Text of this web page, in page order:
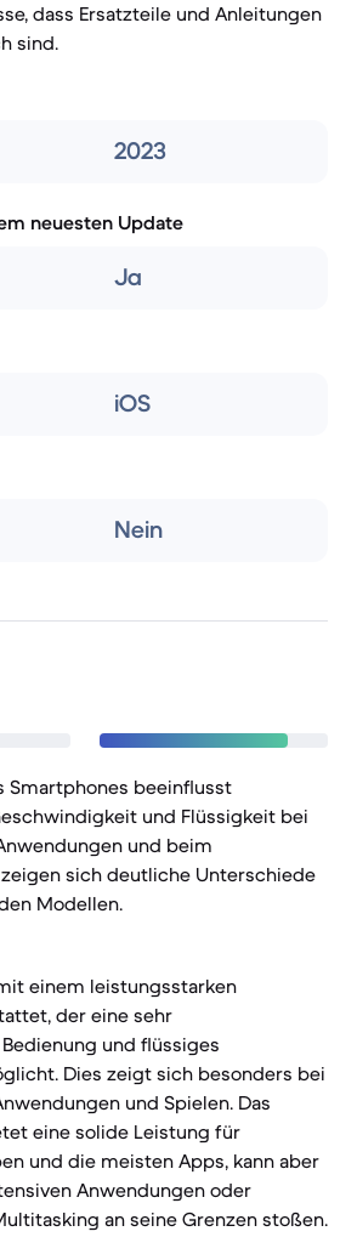
dass Ersatzteile und Anleitungen
sind.
2023
neuesten Update
Ja
iOS
Nein
Smartphones beeinflusst
und Flüssigkeit bei
und beim
sich deutliche Unterschiede
Modellen.
einem leistungsstarken
der eine sehr
und flüssiges
Dies zeigt sich besonders bei
und Spielen. Das
eine solide Leistung für
und die meisten Apps, kann aber
Anwendungen oder
an seine Grenzen stoßen.